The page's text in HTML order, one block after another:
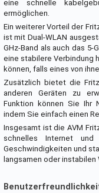
eine schnelle
ermöglichen.
Ein weiterer Vorteil der
ist mit Dual-WLAN
GHz-Band als auch das
eine stabilere Verbindung
können, falls eines von
Zusätzlich bietet die
anderen Geräten zu
Funktion können Sie Ihr
indem Sie einfach einen
Insgesamt ist die AVM
schnelles Internet
Geschwindigkeiten und
langsamen oder